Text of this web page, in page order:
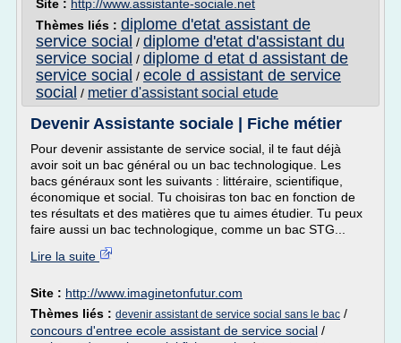
Site : http://www.assistante-sociale.net
Thèmes liés : diplome d'etat assistant de
service social / diplome d'etat d'assistant du
service social / diplome d etat d assistant de
service social / ecole d assistant de service
social / metier d'assistant social etude
Devenir Assistante sociale | Fiche métier
Pour devenir assistante de service social, il te faut déjà
avoir soit un bac général ou un bac technologique. Les
bacs généraux sont les suivants : littéraire, scientifique,
économique et social. Tu choisiras ton bac en fonction de
tes résultats et des matières que tu aimes étudier. Tu peux
faire aussi un bac technologique, comme un bac STG...
Lire la suite
Site : http://www.imaginetonfutur.com
Thèmes liés : devenir assistant de service social sans le bac /
concours d'entree ecole assistant de service social /